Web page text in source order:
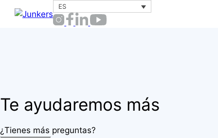
ES
Te ayudaremos más
¿Tienes más preguntas?